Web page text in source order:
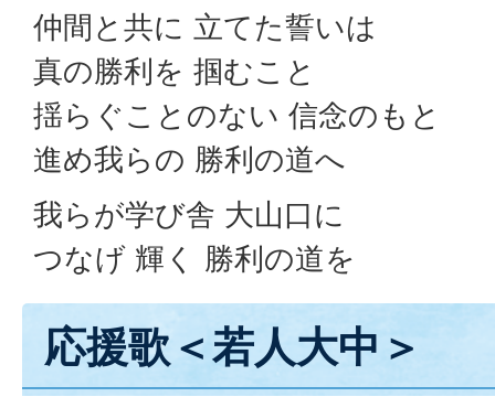
仲間と共に 立てた誓いは
真の勝利を 掴むこと
揺らぐことのない 信念のもと
進め我らの 勝利の道へ
我らが学び舎 大山口に
つなげ 輝く 勝利の道を
応援歌＜若人大中＞